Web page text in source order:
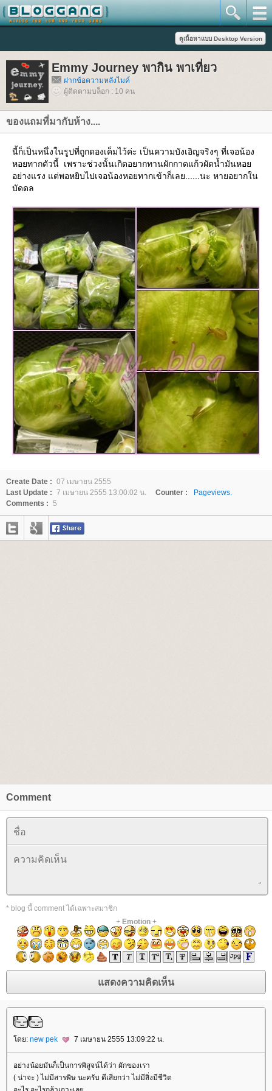
Emmy Journey พากิน พาเที่ยว
ฝากข้อความหลังไมค์
ผู้ติดตามบล็อก : 10 คน
ของแถมที่มากับห้าง....
นี้ก็เป็นหนึ่งในรูปที่ถูกดองเค็มไว้ค่ะ เป็นความบังเอิญจริงๆ ที่เจอน้อง
หอยทากตัวนี้ เพราะช่วงนั้นเกิดอยากทานผักกาดแก้วผัดน้ำมันหอ
อย่างแรง แต่พอหยิบไปเจอน้องหอยทากเข้าก็เลย......นะ หายอยากใน
บัดดล
Create Date : 07 เมษายน 2555
Last Update : 7 เมษายน 2555 13:00:02 น. Counter :
Pageviews.
Comments : 5
Comment
* blog นี้ comment ได้เฉพาะสมาชิก
+ Emotion+
ดย: new pek 7 เมษายน 2555 13:09:22 น.
อย่างน้อยมันก็เป็นการพิสูจน์ได้ว่า ผักของเรา
( น่าจะ ) ไม่มีสารพิษ นะครับ ดีเสียกว่า ไม่มีสิ่งมีชีวิต